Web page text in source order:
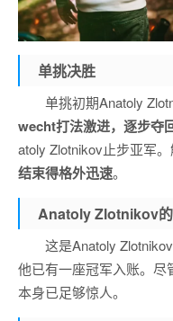
单挑决胜
单挑初期Anatoly
wecht打法激进，逐步夺
atoly Zlotnikov止步亚军。
结束得格外迅速。
Anatoly Zlotnikov
这是Anatoly
他已有一座冠军入账。
本身已足够惊人。